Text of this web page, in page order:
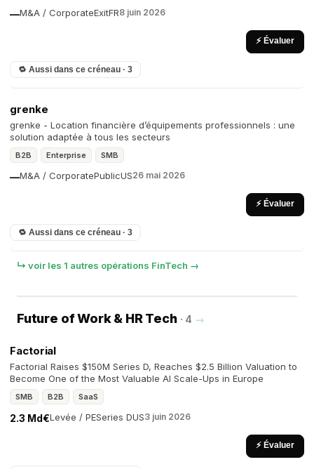
M&A / Corporate
— ExitFR8 juin 2026
⚡ Évaluer
🔁 Aussi dans ce créneau · 3
grenke
grenke - Location financière d’équipements professionnels : une
solution adaptée à tous les secteurs
B2B Enterprise SMB
M&A / Corporate
— PublicUS26 mai 2026
⚡ Évaluer
🔁 Aussi dans ce créneau · 3
↳ voir les 1 autres opérations FinTech →
Future of Work & HR Tech · 4 →
Factorial
Factorial Raises $150M Series D, Reaches $2.5 Billion Valuation to
Become One of the Most Valuable AI Scale-Ups in Europe
SMB B2B SaaS
Levée / PE
2.3 Md€ Series DUS3 juin 2026
⚡ Évaluer